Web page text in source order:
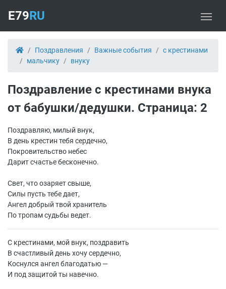
E79RU
Поздравления Важные события
с крестинами
мальчику
внуку
Поздравление с крестинами внука
от бабушки/дедушки. Страница: 2
Поздравляю, милый внук,
В день крестин тебя сердечно,
Покровительство небес
Дарит счастье бесконечно.
Свет, что озаряет свыше,
Силы пусть тебе дает,
Ангел добрый твой хранитель
По тропам судьбы ведет.
С крестинами, мой внук, поздравить
В счастливый день хочу сердечно,
Коснулся ангел благодатью —
И под защитой ты навечно.